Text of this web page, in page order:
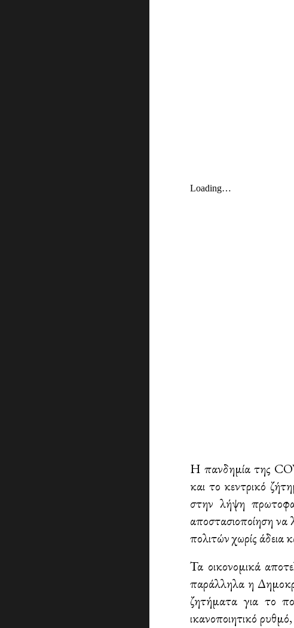
Η πανδημία της
και το κεντρικό
στην λήψη
αποστασιοποίηση να
πολιτών χωρίς άδεια
Τα οικονομικά
παράλληλα η
ζητήματα για το
ικανοποιητικό